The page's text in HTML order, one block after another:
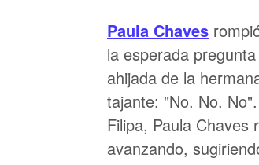
Paula Chaves
la esperada
ahijada de la
tajante: "No. No.
Filipa, Paula Chaves
avanzando,